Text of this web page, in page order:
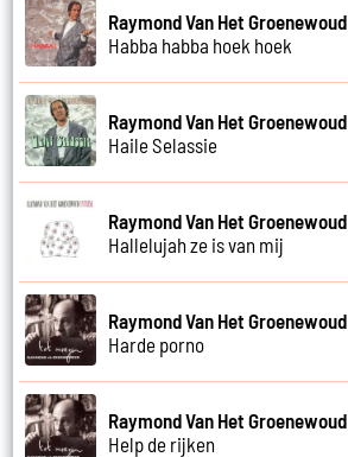
Raymond Van Het Groenewoud
Habba habba hoek hoek
Raymond Van Het Groenewoud
Haile Selassie
Raymond Van Het Groenewoud
Hallelujah ze is van mij
Raymond Van Het Groenewoud
Harde porno
Raymond Van Het Groenewoud
Help de rijken